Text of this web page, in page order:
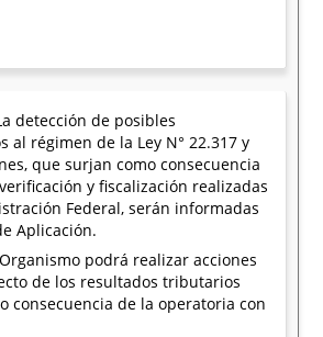
detección de posibles
al régimen de la Ley N° 22.317 y
que surjan como consecuencia
y fiscalización realizadas
Federal, serán informadas
Aplicación.
podrá realizar acciones
de los resultados tributarios
consecuencia de la operatoria con